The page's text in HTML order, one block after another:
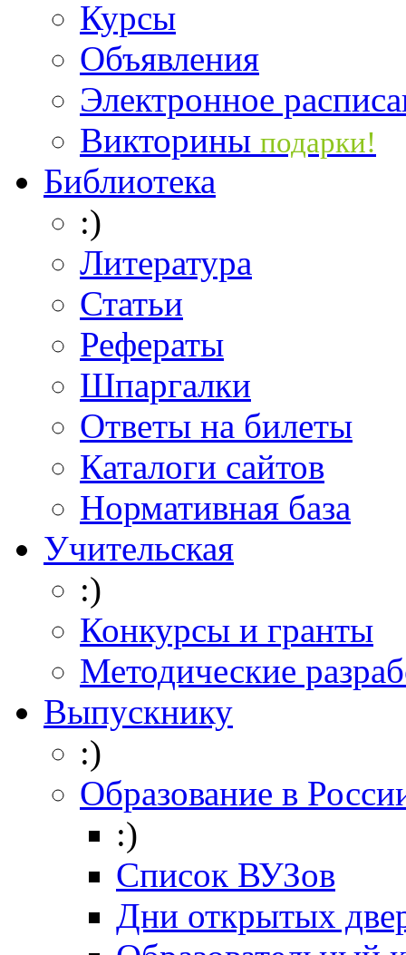
Курсы
Объявления
Электронное
Викторины подарки!
Библиотека
:)
Литература
Статьи
Рефераты
Шпаргалки
Ответы на билеты
Каталоги сайтов
Нормативная база
Учительская
:)
Конкурсы и гранты
Методические
Выпускнику
:)
Образование в
:)
Список ВУЗов
Дни открытых